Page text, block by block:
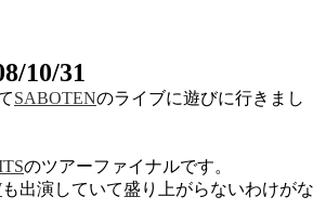
10/31
SABOTENのライブに遊びに行きまし
のツアーファイナルです。
も出演していて盛り上がらないわけがな